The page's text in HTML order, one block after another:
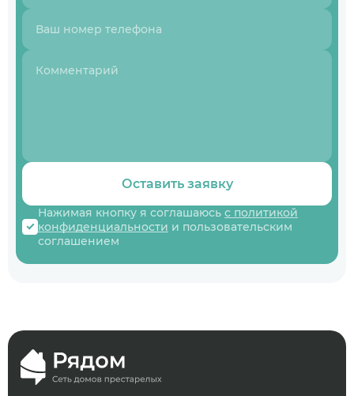
Оставить заявку
Нажимая кнопку я соглашаюсь с политикой
конфиденциальности и пользовательским
соглашением